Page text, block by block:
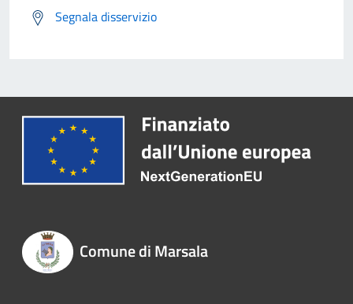
Segnala disservizio
Comune di Marsala